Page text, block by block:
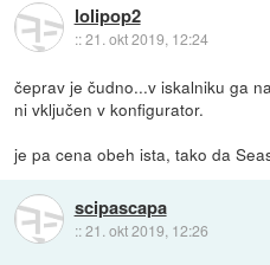
lolipop2
::21. okt 2019, 12:24
čeprav je čudno...v iskalniku ga
ni vključen v konfigurator.
je pa cena obeh ista, tako da
scipascapa
::21. okt 2019, 12:26